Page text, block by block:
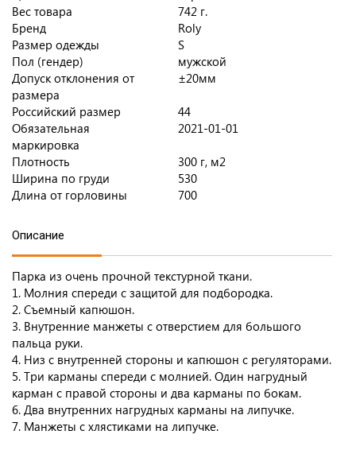
Вес товара
742 г.
Бренд
Roly
Размер одежды
S
Пол (гендер)
мужской
Допуск отклонения от
размера
±20мм
Российский размер
44
Обязательная
маркировка
2021-01-01
Плотность
300 г, м2
Ширина по груди
530
Длина от горловины
700
Описание
Парка из очень прочной текстурной ткани.
1. Молния спереди с защитой для подбородка.
2. Съемный капюшон.
3. Внутренние манжеты с отверстием для большого
пальца руки.
4. Низ с внутренней стороны и капюшон с регуляторами.
5. Три карманы спереди с молнией. Один нагрудный
карман с правой стороны и два карманы по бокам.
6. Два внутренних нагрудных карманы на липучке.
7. Манжеты с хлястиками на липучке.